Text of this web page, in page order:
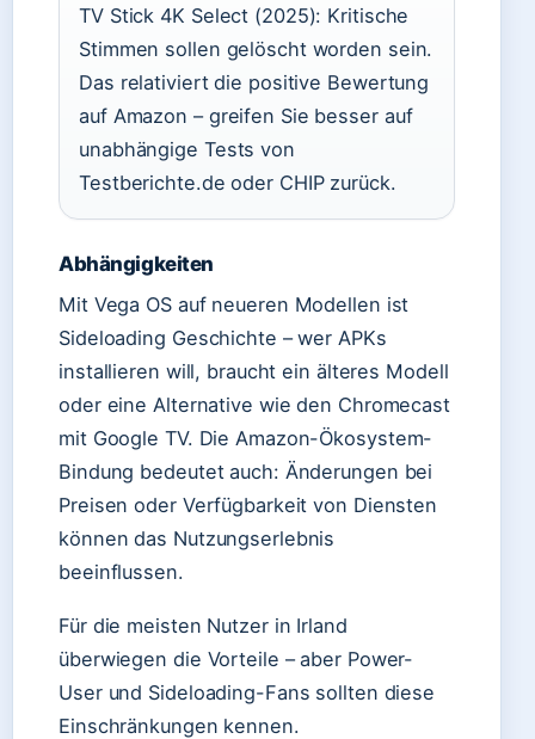
TV Stick 4K Select (2025): Kritische
Stimmen sollen gelöscht worden sein.
Das relativiert die positive Bewertung
auf Amazon – greifen Sie besser auf
unabhängige Tests von
Testberichte.de oder CHIP zurück.
Abhängigkeiten
Mit Vega OS auf neueren Modellen ist
Sideloading Geschichte – wer APKs
installieren will, braucht ein älteres Modell
oder eine Alternative wie den Chromecast
mit Google TV. Die Amazon-Ökosystem-
Bindung bedeutet auch: Änderungen bei
Preisen oder Verfügbarkeit von Diensten
können das Nutzungserlebnis
beeinflussen.
Für die meisten Nutzer in Irland
überwiegen die Vorteile – aber Power-
User und Sideloading-Fans sollten diese
Einschränkungen kennen.